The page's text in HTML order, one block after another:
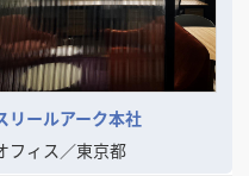
グで培った確かな経験と実績
最良の空間づくり」をお手伝
リールアーク本社
フィス ／東京都